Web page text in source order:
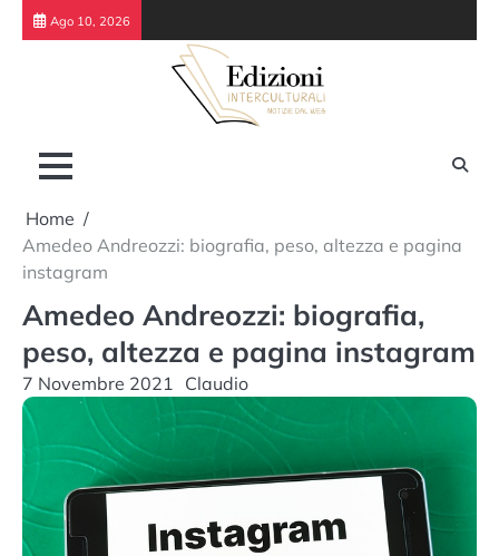
Skip
Ago 10, 2026
Home
Amedeo Andreozzi: biografia, peso, altezza e pagina
instagram
Amedeo Andreozzi: biografia,
peso, altezza e pagina instagram
7 Novembre 2021 Claudio